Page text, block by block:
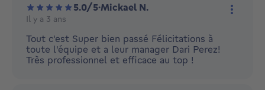
5.0/5·Mickael N.
Il y a 3 ans
Tout c'est Super bien passé Félicitations à
toute l'équipe et a leur manager Dari Perez!
Très professionnel et efficace au top !